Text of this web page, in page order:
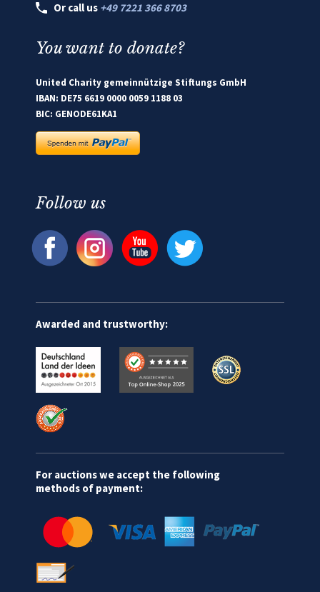
Or call us +49 7221 366 8703
You want to donate?
United Charity gemeinnützige Stiftungs GmbH
IBAN: DE75 6619 0000 0059 1188 03
BIC: GENODE61KA1
Follow us
Awarded and trustworthy:
For auctions we accept the following
methods of payment: